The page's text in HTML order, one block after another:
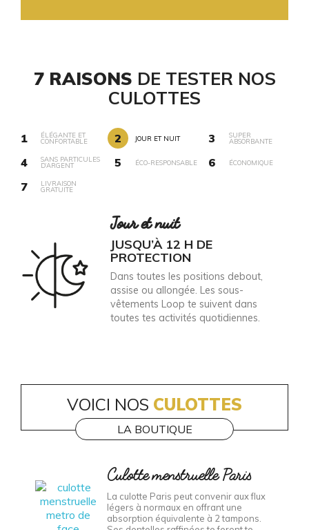
7 RAISONS DE TESTER NOS
CULOTTES
1 ÉLÉGANTE ET
CONFORTABLE 2 JOUR ET NUIT 3 SUPER
ABSORBANTE
4 SANS PARTICULES
D’ARGENT 5 ÉCO-RESPONSABLE 6 ÉCONOMIQUE
7 LIVRAISON
GRATUITE
Jour et nuit
JUSQU’À 12 H DE
PROTECTION
Dans toutes les positions debout,
assise ou allongée. Les sous-
vêtements Loop te suivent dans
toutes tes activités quotidiennes.
LA BOUTIQUE
Culotte menstruelle Paris
absorption équivalente à 2 tampons.
Ses dentelles raffinées te feront te
sentir belle même dans cette période
de ton cycle qui peut être délicate.